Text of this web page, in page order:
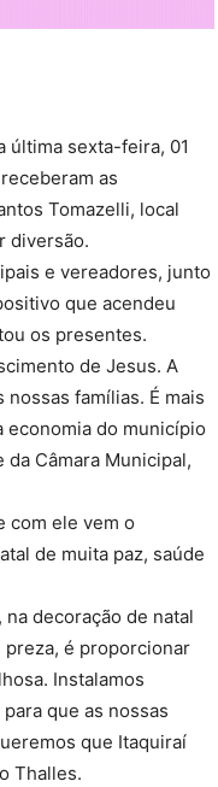
última sexta-feira, 01
as
Tomazelli, local
diversão.
e vereadores, junto
que acendeu
os presentes.
de Jesus. A
famílias. É mais
economia do município
Câmara Municipal,
com ele vem o
de muita paz, saúde
decoração de natal
preza, é proporcionar
Instalamos
que as nossas
que Itaquiraí
Thalles.